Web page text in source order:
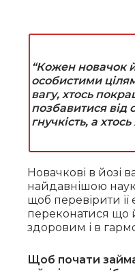
“Кожен новачок
особистими
вагу, хтось
позбавитися від
гнучкість, а
Новачкові в йозі
найдавнішою
щоб перевірити її
переконатися що
здоровим і в
Щоб почати